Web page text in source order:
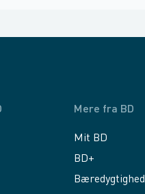
Mere fra BD
Mit BD
BD+
Bæredygtighed